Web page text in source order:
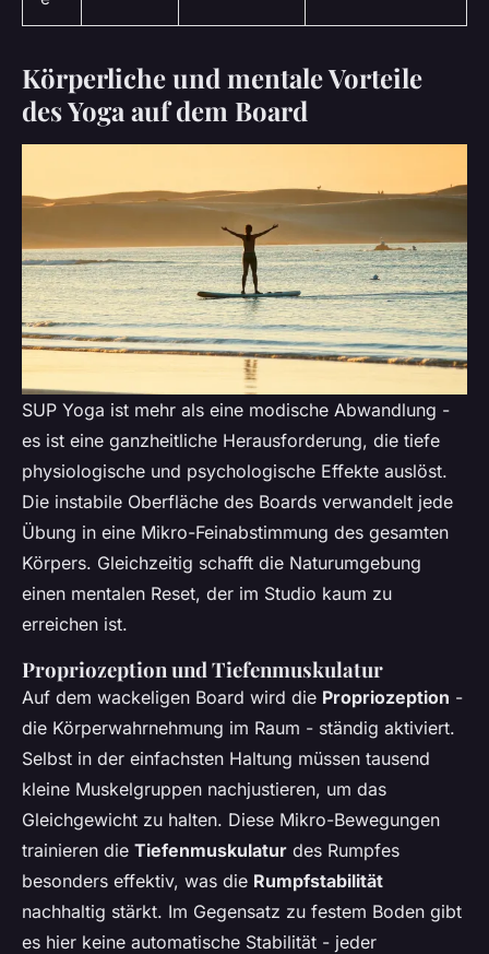
Körperliche und mentale Vorteile
des Yoga auf dem Board
SUP Yoga ist mehr als eine modische Abwandlung -
es ist eine ganzheitliche Herausforderung, die tiefe
physiologische und psychologische Effekte auslöst.
Die instabile Oberfläche des Boards verwandelt jede
Übung in eine Mikro-Feinabstimmung des gesamten
Körpers. Gleichzeitig schafft die Naturumgebung
einen mentalen Reset, der im Studio kaum zu
erreichen ist.
Propriozeption und Tiefenmuskulatur
Auf dem wackeligen Board wird die Propriozeption -
die Körperwahrnehmung im Raum - ständig aktiviert.
Selbst in der einfachsten Haltung müssen tausend
kleine Muskelgruppen nachjustieren, um das
Gleichgewicht zu halten. Diese Mikro-Bewegungen
trainieren die Tiefenmuskulatur des Rumpfes
besonders effektiv, was die Rumpfstabilität
nachhaltig stärkt. Im Gegensatz zu festem Boden gibt
es hier keine automatische Stabilität - jeder